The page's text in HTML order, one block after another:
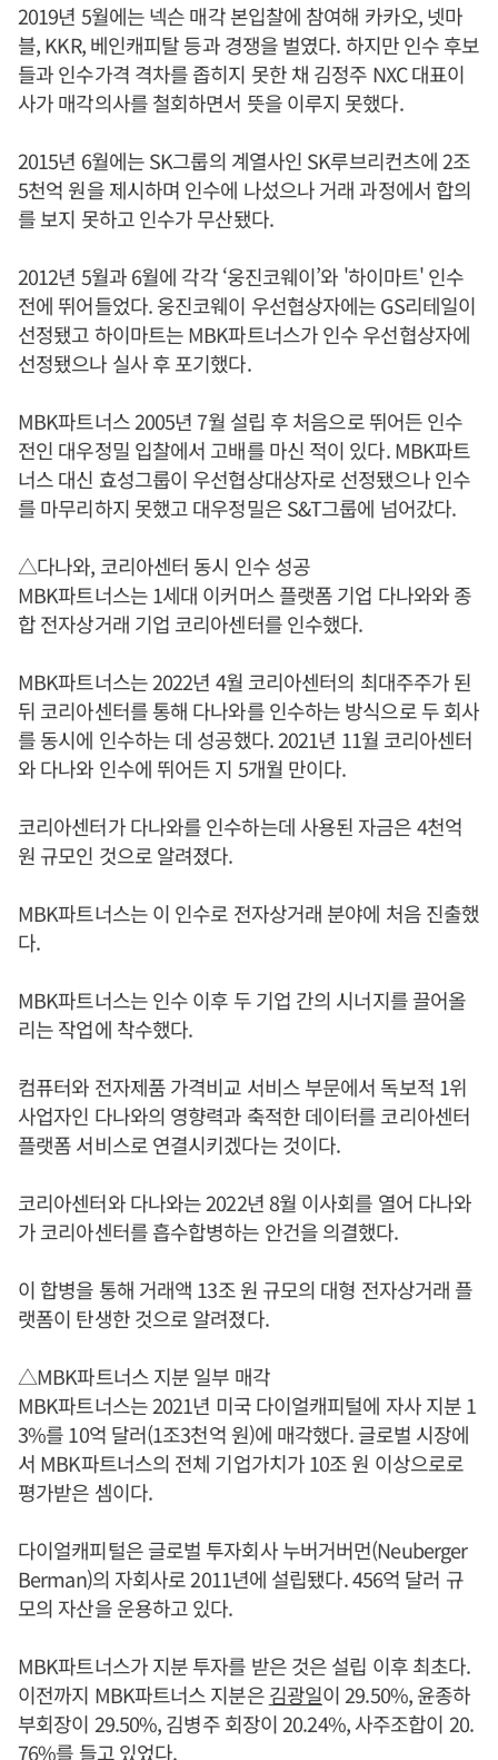
2019년 5월에는 넥슨 매각 본입찰에 참여해 카카오, 넷마
블, KKR, 베인캐피탈 등과 경쟁을 벌였다. 하지만 인수 후보
들과 인수가격 격차를 좁히지 못한 채 김정주 NXC 대표이
사가 매각의사를 철회하면서 뜻을 이루지 못했다.
2015년 6월에는 SK그룹의 계열사인 SK루브리컨츠에 2조
5천억 원을 제시하며 인수에 나섰으나 거래 과정에서 합의
를 보지 못하고 인수가 무산됐다.
2012년 5월과 6월에 각각 ‘웅진코웨이’와 '하이마트' 인수
전에 뛰어들었다. 웅진코웨이 우선협상자에는 GS리테일이
선정됐고 하이마트는 MBK파트너스가 인수 우선협상자에
선정됐으나 실사 후 포기했다.
MBK파트너스 2005년 7월 설립 후 처음으로 뛰어든 인수
전인 대우정밀 입찰에서 고배를 마신 적이 있다. MBK파트
너스 대신 효성그룹이 우선협상대상자로 선정됐으나 인수
를 마무리하지 못했고 대우정밀은 S&T그룹에 넘어갔다.
△다나와, 코리아센터 동시 인수 성공
MBK파트너스는 1세대 이커머스 플랫폼 기업 다나와와 종
합 전자상거래 기업 코리아센터를 인수했다.
MBK파트너스는 2022년 4월 코리아센터의 최대주주가 된
뒤 코리아센터를 통해 다나와를 인수하는 방식으로 두 회사
를 동시에 인수하는 데 성공했다. 2021년 11월 코리아센터
와 다나와 인수에 뛰어든 지 5개월 만이다.
코리아센터가 다나와를 인수하는데 사용된 자금은 4천억
원 규모인 것으로 알려졌다.
MBK파트너스는 이 인수로 전자상거래 분야에 처음 진출했
다.
MBK파트너스는 인수 이후 두 기업 간의 시너지를 끌어올
리는 작업에 착수했다.
컴퓨터와 전자제품 가격비교 서비스 부문에서 독보적 1위
사업자인 다나와의 영향력과 축적한 데이터를 코리아센터
플랫폼 서비스로 연결시키겠다는 것이다.
코리아센터와 다나와는 2022년 8월 이사회를 열어 다나와
가 코리아센터를 흡수합병하는 안건을 의결했다.
이 합병을 통해 거래액 13조 원 규모의 대형 전자상거래 플
랫폼이 탄생한 것으로 알려졌다.
△MBK파트너스 지분 일부 매각
MBK파트너스는 2021년 미국 다이얼캐피털에 자사 지분 1
3%를 10억 달러(1조3천억 원)에 매각했다. 글로벌 시장에
서 MBK파트너스의 전체 기업가치가 10조 원 이상으로로
평가받은 셈이다.
다이얼캐피털은 글로벌 투자회사 누버거버먼(Neuberger
Berman)의 자회사로 2011년에 설립됐다. 456억 달러 규
모의 자산을 운용하고 있다.
MBK파트너스가 지분 투자를 받은 것은 설립 이후 최초다.
이전까지 MBK파트너스 지분은김광일이 29.50%, 윤종하
부회장이 29.50%, 김병주 회장이 20.24%, 사주조합이 20.
76%를 들고 있었다.